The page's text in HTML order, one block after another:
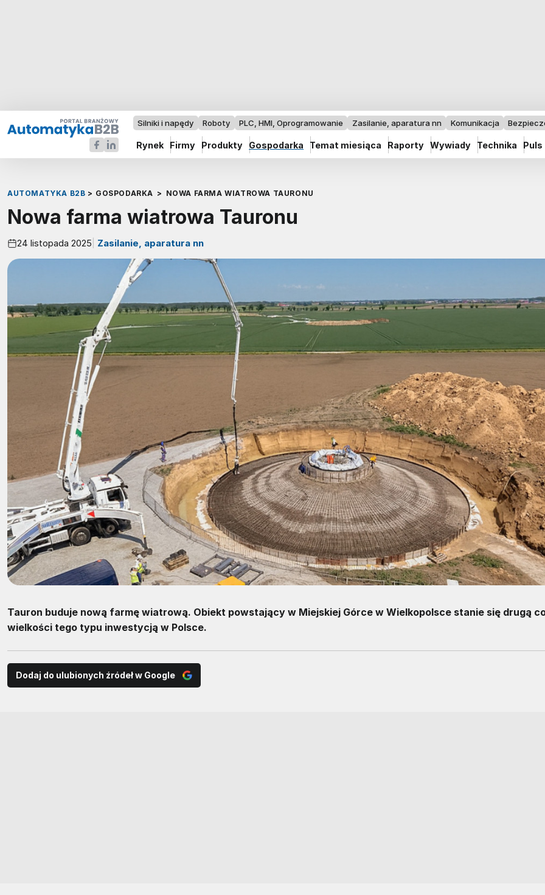
Silniki i napędy Roboty PLC, HMI, Oprogramowanie Zasilanie, aparatura nn Komunikacja
Rynek Firmy Produkty Gospodarka Temat miesiąca Raporty Wywiady Technika Puls
AUTOMATYKA B2B > GOSPODARKA > NOWA FARMA WIATROWA TAURONU
Nowa farma wiatrowa Tauronu
24 listopada 2025 Zasilanie, aparatura nn
Tauron buduje nową farmę wiatrową. Obiekt powstający w Miejskiej Górce w Wielkopolsce stanie się drugą
wielkości tego typu inwestycją w Polsce.
Dodaj do ulubionych źródeł w Google